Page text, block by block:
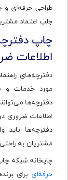
طراحی حرفه‌ای
جلب اعتماد
چاپ
اطلاعات
دفترچه‌های
مورد خدمات و
دفترچه‌ها
اطلاعات ضروری
دفترچه‌ها
مشتریان به
چاپخانه شبکه
حرفه‌ای برای